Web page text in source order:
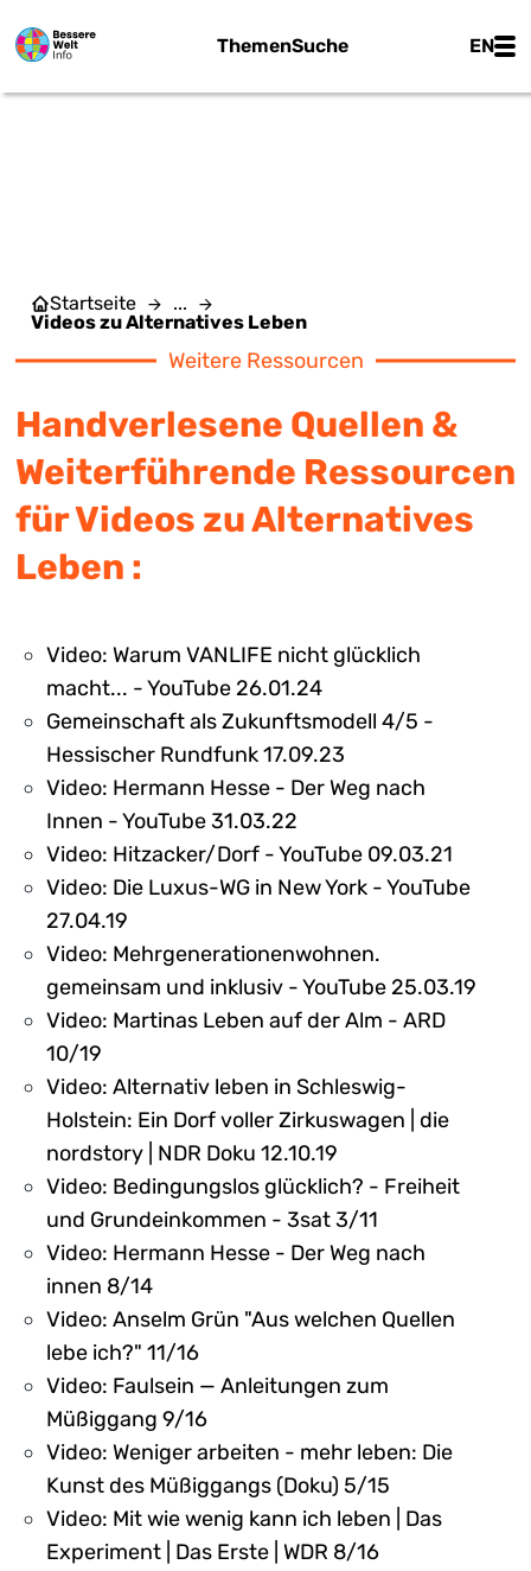
ThemenSuche EN
Startseite
...
Videos zu Alternatives Leben
Weitere Ressourcen
Handverlesene Quellen &
Weiterführende Ressourcen
für Videos zu Alternatives
Leben :
Video: Warum VANLIFE nicht glücklich
macht... - YouTube 26.01.24
Gemeinschaft als Zukunftsmodell 4/5 -
Hessischer Rundfunk 17.09.23
Video: Hermann Hesse - Der Weg nach
Innen - YouTube 31.03.22
Video: Hitzacker/Dorf - YouTube 09.03.21
Video: Die Luxus-WG in New York - YouTube
27.04.19
Video: Mehrgenerationenwohnen.
gemeinsam und inklusiv - YouTube 25.03.19
Video: Martinas Leben auf der Alm - ARD
10/19
Video: Alternativ leben in Schleswig-
Holstein: Ein Dorf voller Zirkuswagen | die
nordstory | NDR Doku 12.10.19
Video: Bedingungslos glücklich? - Freiheit
und Grundeinkommen - 3sat 3/11
Video: Hermann Hesse - Der Weg nach
innen 8/14
Video: Anselm Grün "Aus welchen Quellen
lebe ich?" 11/16
Video: Faulsein — Anleitungen zum
Müßiggang 9/16
Video: Weniger arbeiten - mehr leben: Die
Kunst des Müßiggangs (Doku) 5/15
Video: Mit wie wenig kann ich leben | Das
Experiment | Das Erste | WDR 8/16